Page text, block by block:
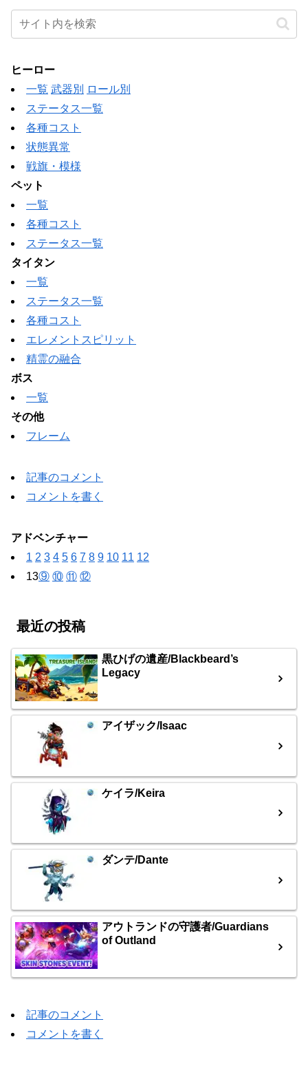
ヒーロー
一覧 武器別
ロール別
ステータス一覧
各種コスト
状態異常
戦旗・模様
ペット
一覧
各種コスト
ステータス一覧
タイタン
一覧
ステータス一覧
各種コスト
エレメントスピリット
精霊の融合
ボス
一覧
その他
フレーム
記事のコメント
コメントを書く
アドベンチャー
1 2 3 4 5 6 7 8 9 10 11 12
13⑨ ⑩ ⑪ ⑫
最近の投稿
黒ひげの遺産/Blackbeard’s
Legacy
アイザック/Isaac
ケイラ/Keira
ダンテ/Dante
アウトランドの守護者/Guardians
of Outland
記事のコメント
コメントを書く